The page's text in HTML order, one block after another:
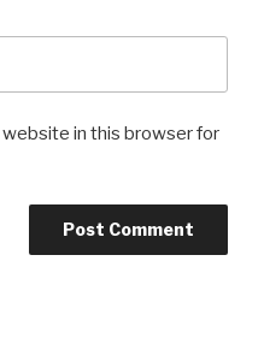
website in this browser for